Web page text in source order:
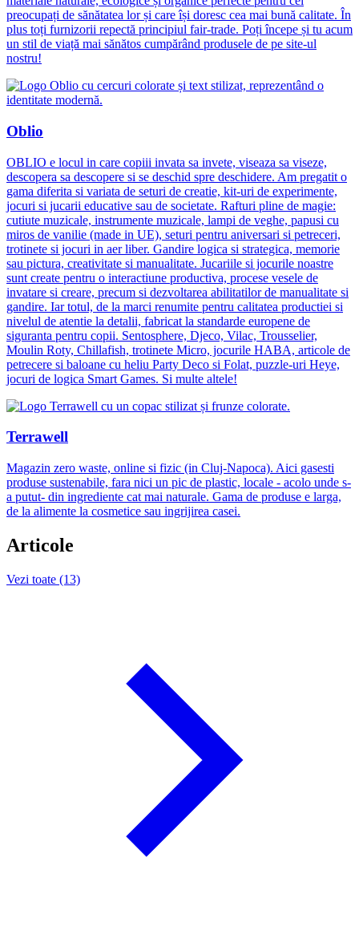
preocupați de sănătatea lor și care își doresc cea mai bună calitate. În
plus toți furnizorii repectă principiul fair-trade. Poți începe și tu acum
un stil de viață mai sănătos cumpărând produsele de pe site-ul
nostru!
Oblio
OBLIO e locul in care copiii invata sa invete, viseaza sa viseze,
descopera sa descopere si se deschid spre deschidere. Am pregatit o
gama diferita si variata de seturi de creatie, kit-uri de experimente,
jocuri si jucarii educative sau de societate. Rafturi pline de magie:
cutiute muzicale, instrumente muzicale, lampi de veghe, papusi cu
miros de vanilie (made in UE), seturi pentru aniversari si petreceri,
trotinete si jocuri in aer liber. Gandire logica si strategica, memorie
sau pictura, creativitate si manualitate. Jucariile si jocurile noastre
sunt create pentru o interactiune productiva, procese vesele de
invatare si creare, precum si dezvoltarea abilitatilor de manualitate si
gandire. Iar totul, de la marci renumite pentru calitatea productiei si
nivelul de atentie la detalii, fabricat la standarde europene de
siguranta pentru copii. Sentosphere, Djeco, Vilac, Trousselier,
Moulin Roty, Chillafish, trotinete Micro, jocurile HABA, articole de
petrecere si baloane cu heliu Party Deco si Folat, puzzle-uri Heye,
jocuri de logica Smart Games. Si multe altele!
Terrawell
Magazin zero waste, online si fizic (in Cluj-Napoca). Aici gasesti
produse sustenabile, fara nici un pic de plastic, locale - acolo unde s-
a putut- din ingrediente cat mai naturale. Gama de produse e larga,
de la alimente la cosmetice sau ingrijirea casei.
Articole
Vezi toate (13)